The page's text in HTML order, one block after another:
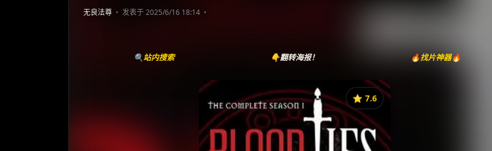
无良法尊 发表于 2025/6/16 18:14
🔍站内搜索 👇翻转海报！ 🔥找片神器🔥
⭐️ 7.6
《血情》
⭐
收藏
⭐️ 评分：7.6 | 🎬 2007年
✅ 已完结